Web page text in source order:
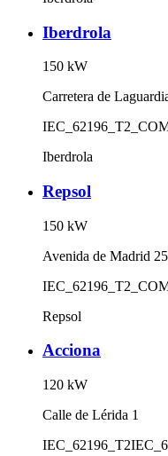
Iberdrola
150 kW
Carretera de
Iberdrola
Repsol
150 kW
Avenida de Madrid 25
Repsol
Acciona
120 kW
Calle de Lérida 1
IEC_62196_T2